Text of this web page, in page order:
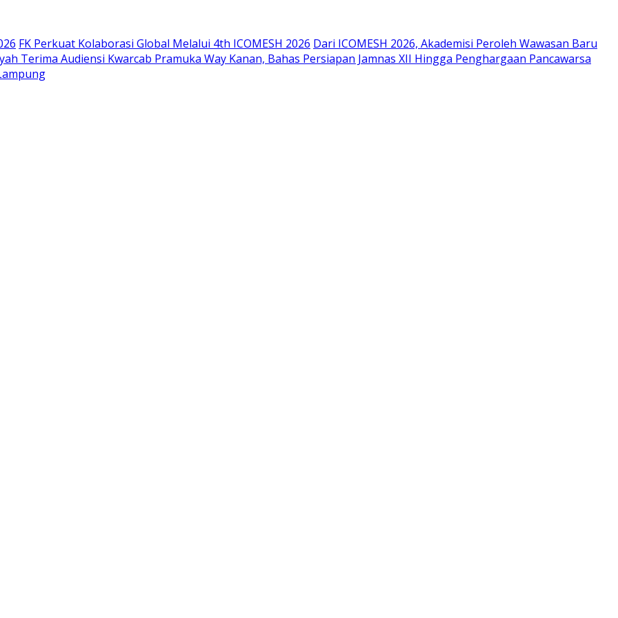
FK Perkuat Kolaborasi Global Melalui 4th ICOMESH 2026 Dari ICOMESH 2026, Akademisi Peroleh Wawasan Baru
Terima Audiensi Kwarcab Pramuka Way Kanan, Bahas Persiapan Jamnas XII Hingga Penghargaan Pancawarsa